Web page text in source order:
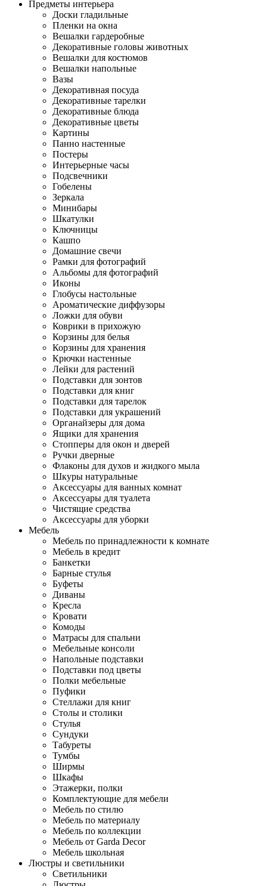
Предметы интерьера
Доски гладильные
Пленки на окна
Вешалки гардеробные
Декоративные головы животных
Вешалки для костюмов
Вешалки напольные
Вазы
Декоративная посуда
Декоративные тарелки
Декоративные блюда
Декоративные цветы
Картины
Панно настенные
Постеры
Интерьерные часы
Подсвечники
Гобелены
Зеркала
Минибары
Шкатулки
Ключницы
Кашпо
Домашние свечи
Рамки для фотографий
Альбомы для фотографий
Иконы
Глобусы настольные
Ароматические диффузоры
Ложки для обуви
Коврики в прихожую
Корзины для белья
Корзины для хранения
Крючки настенные
Лейки для растений
Подставки для зонтов
Подставки для книг
Подставки для тарелок
Подставки для украшений
Органайзеры для дома
Ящики для хранения
Стопперы для окон и дверей
Ручки дверные
Флаконы для духов и жидкого мыла
Шкуры натуральные
Аксессуары для ванных комнат
Аксессуары для туалета
Чистящие средства
Аксессуары для уборки
Мебель
Мебель по принадлежности к комнате
Мебель в кредит
Банкетки
Барные стулья
Буфеты
Диваны
Кресла
Кровати
Комоды
Матрасы для спальни
Мебельные консоли
Напольные подставки
Подставки под цветы
Полки мебельные
Пуфики
Стеллажи для книг
Столы и столики
Стулья
Сундуки
Табуреты
Тумбы
Ширмы
Шкафы
Этажерки, полки
Комплектующие для мебели
Мебель по стилю
Мебель по материалу
Мебель по коллекции
Мебель от Garda Decor
Мебель школьная
Люстры и светильники
Светильники